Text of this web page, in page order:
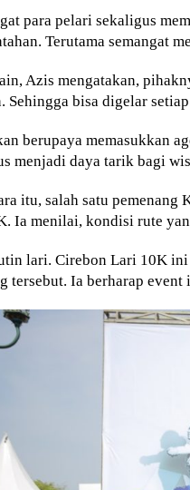
para pelari sekaligus
Terutama semangat
Azis mengatakan,
Sehingga bisa digelar
berupaya memasukkan
menjadi daya tarik bagi
itu, salah satu
Ia menilai, kondisi rute
lari. Cirebon Lari 10K ini
tersebut. Ia berharap